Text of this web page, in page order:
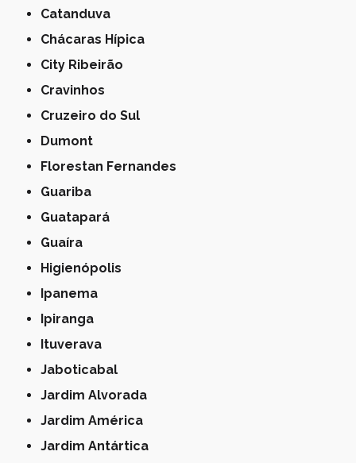
Catanduva
Chácaras Hípica
City Ribeirão
Cravinhos
Cruzeiro do Sul
Dumont
Florestan Fernandes
Guariba
Guatapará
Guaíra
Higienópolis
Ipanema
Ipiranga
Ituverava
Jaboticabal
Jardim Alvorada
Jardim América
Jardim Antártica